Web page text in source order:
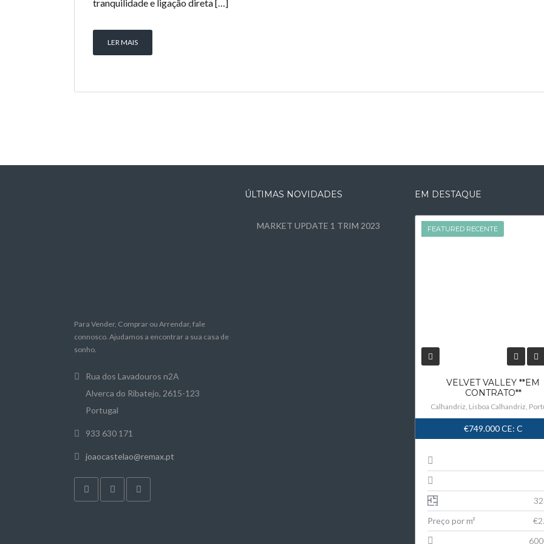
tranquilidade e ligação direta […]
LER MAIS
Para Vender, Comprar ou Arrendar, fale
connosco. Ajudamos a encontrar a sua casa de
sonho.
Rua dos Lavadouros n2A
Alverca do Ribatejo, 2615-123
Portugal
933 630 171
joaocastelao@remax.pt
ÚLTIMAS NOVIDADES
MARKET UPDATE 1 TRIM 2023
EM DESTAQUE
FEATURED
FEATURED RECENTE
VELVET VALLEY **EM
CONTRATO**
Calhandriz, Lisboa Calhandriz,
€749.000CE: C
Preço por m²